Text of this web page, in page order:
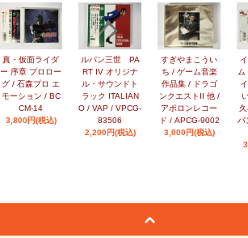
真・仮面ライダ
ー 序章 プロロー
グ / 石森プロ エ
モーション / BC
CM-14
3,800円(税込)
ルパン三世 PA
RT IV オリジナ
ル・サウンドト
ラック ITALIAN
O / VAP / VPCG-
83506
2,200円(税込)
すぎやまこうい
ち / ゲーム音楽
作品集 / ドラゴ
ンクエストII 他 /
アポロンレコー
ド / APCG-9002
3,000円(税込)
ム
パ